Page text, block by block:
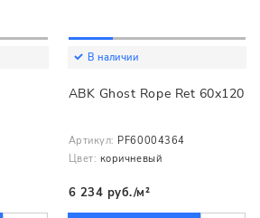
В наличии
ABK Ghost Rope Ret 60x120
Артикул: PF60004364
Цвет: коричневый
6 234 руб./м²